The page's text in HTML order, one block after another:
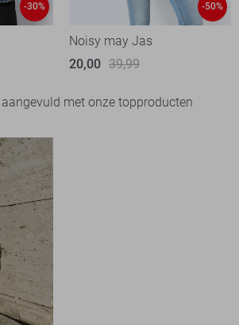
-30% -50%
Noisy may Jas
20,00 39,99
met onze topproducten